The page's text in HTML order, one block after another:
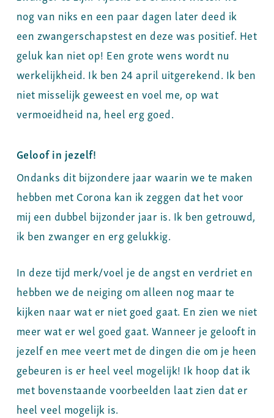
nog van niks en een paar dagen later deed ik
een zwangerschapstest en deze was positief. Het
geluk kan niet op! Een grote wens wordt nu
werkelijkheid. Ik ben 24 april uitgerekend. Ik ben
niet misselijk geweest en voel me, op wat
vermoeidheid na, heel erg goed.
Geloof in jezelf!
Ondanks dit bijzondere jaar waarin we te maken
hebben met Corona kan ik zeggen dat het voor
mij een dubbel bijzonder jaar is. Ik ben getrouwd,
ik ben zwanger en erg gelukkig.
In deze tijd merk/voel je de angst en verdriet en
hebben we de neiging om alleen nog maar te
kijken naar wat er niet goed gaat. En zien we niet
meer wat er wel goed gaat. Wanneer je gelooft in
jezelf en mee veert met de dingen die om je heen
gebeuren is er heel veel mogelijk! Ik hoop dat ik
met bovenstaande voorbeelden laat zien dat er
heel veel mogelijk is.